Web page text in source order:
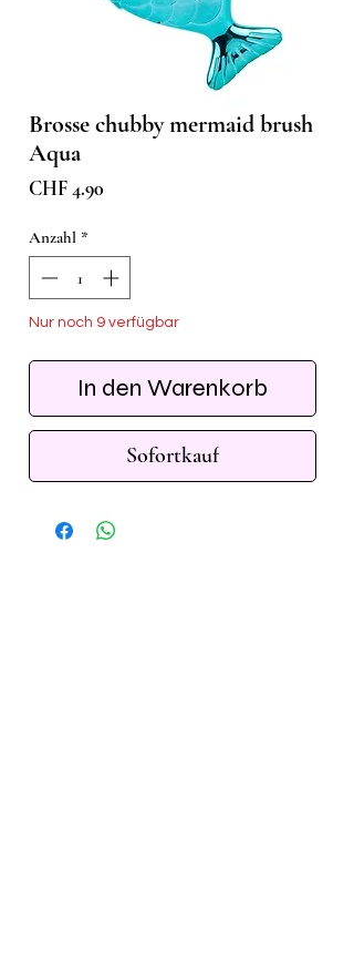
Brosse chubby mermaid brush
Aqua
CHF 4.90
Anzahl *
Nur noch 9 verfügbar
In den Warenkorb
Sofortkauf